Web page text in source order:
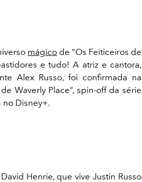
mágico de “Os Feiticeiros de
e tudo! A atriz e cantora,
Alex Russo, foi confirmada na
Waverly Place”, spin-off da série
Disney+.
Henrie, que vive Justin Russo